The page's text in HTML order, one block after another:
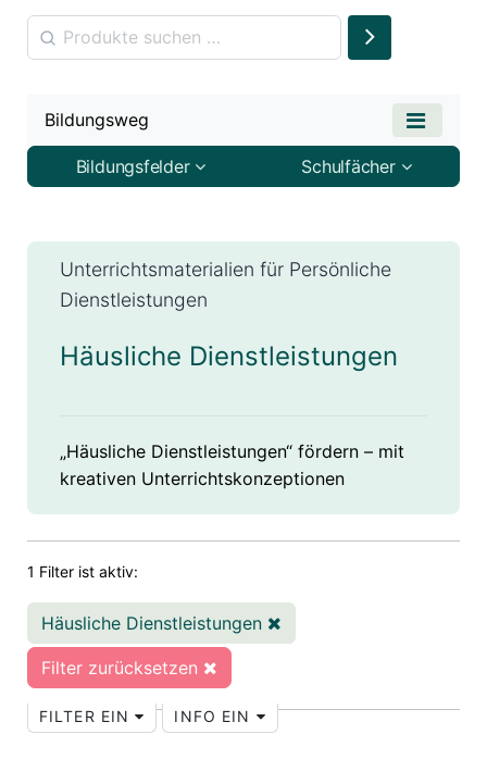
Unterrichtsmaterialien für Persönliche
Dienstleistungen
Häusliche Dienstleistungen
„Häusliche Dienstleistungen“ fördern – mit
kreativen Unterrichtskonzeptionen
1 Filter ist aktiv:
Häusliche Dienstleistungen
Filter zurücksetzen
FILTER EIN INFO EIN
Bildungsweg
Bildungsfelder Schulfächer